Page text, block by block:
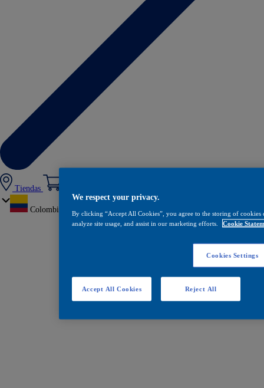
Tiendas
Colombia
We respect your privacy.
By clicking “Accept All Cookies”, you agree to the storing of
analyze site usage, and assist in our marketing efforts.
Cookie
Cookies Settings
Reject All
Accept All Cookies